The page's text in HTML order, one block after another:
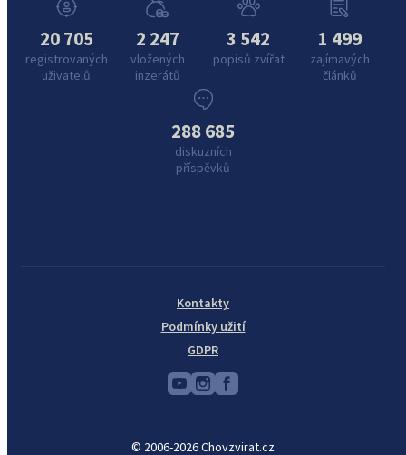
20 705
registrovaných
uživatelů
2 247
vložených
inzerátů
3 542
popisů zvířat
1 499
zajímavých
článků
288 685
diskuzních
příspěvků
© 2006-2026 Chovzvirat.cz
Kontakty
Podmínky užití
GDPR